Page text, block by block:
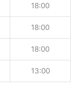
18:00
18:00
18:00
13:00